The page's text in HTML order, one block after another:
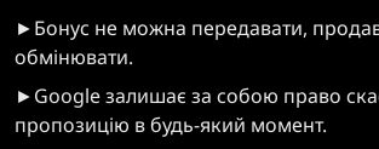
►Бонус не можна передавати,
обмінювати.
►Google залишає за собою право
пропозицію в будь-який момент.